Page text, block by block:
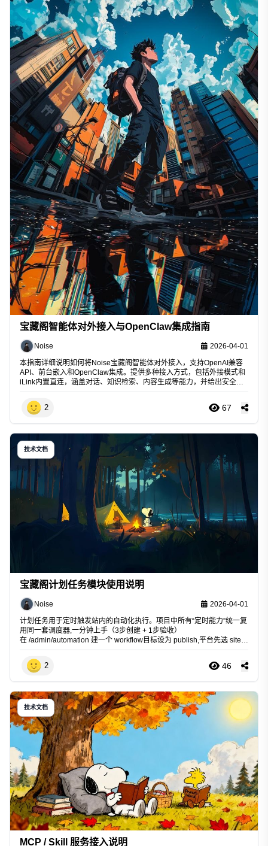
宝藏阁智能体对外接入与OpenClaw集成指南
Noise
2026-04-01
本指南详细说明如何将Noise宝藏阁智能体对外接入，支持OpenAI兼容
API、前台嵌入和OpenClaw集成。提供多种接入方式，包括外接模式和
iLink内置直连，涵盖对话、知识检索、内容生成等能力，并给出安全和
运营建议。
2 67
技术文档
宝藏阁计划任务模块使用说明
Noise
2026-04-01
计划任务用于定时触发站内的自动化执行。项目中所有“定时能力”统一复
用同一套调度器,一分钟上手（3步创建 + 1步验收）
在 /admin/automation 建一个 workflow目标设为 publish,平台先选 site +
wechat + zhihu
2 46
技术文档
MCP / Skill 服务接入说明